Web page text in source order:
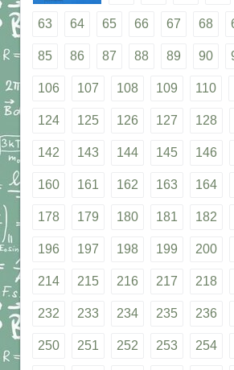
63 64 65 66 67 68
85 86 87 88 89 90
106 107 108 109 110
124 125 126 127 128
142 143 144 145 146
160 161 162 163 164
178 179 180 181 182
196 197 198 199 200
214 215 216 217 218
232 233 234 235 236
250 251 252 253 254